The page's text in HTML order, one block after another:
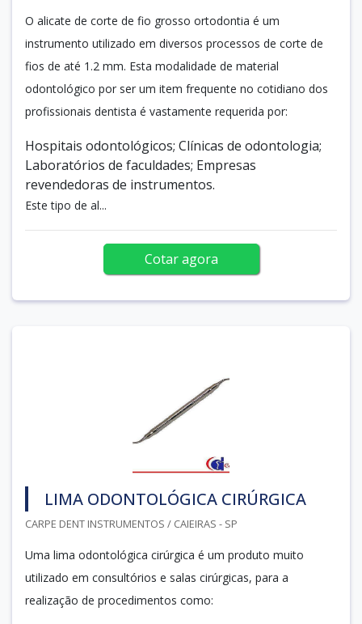
O alicate de corte de fio grosso ortodontia é um
instrumento utilizado em diversos processos de corte de
fios de até 1.2 mm. Esta modalidade de material
odontológico por ser um item frequente no cotidiano dos
profissionais dentista é vastamente requerida por:
Hospitais odontológicos; Clínicas de odontologia;
Laboratórios de faculdades; Empresas
revendedoras de instrumentos.
Este tipo de al...
Cotar agora
LIMA ODONTOLÓGICA CIRÚRGICA
CARPE DENT INSTRUMENTOS / CAIEIRAS - SP
Uma lima odontológica cirúrgica é um produto muito
utilizado em consultórios e salas cirúrgicas, para a
realização de procedimentos como: